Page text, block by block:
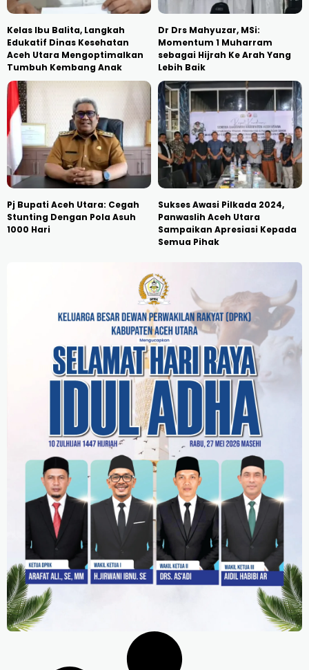
Kelas Ibu Balita, Langkah
Edukatif Dinas Kesehatan
Aceh Utara Mengoptimalkan
Tumbuh Kembang Anak
Dr Drs Mahyuzar, MSi:
Momentum 1 Muharram
sebagai Hijrah Ke Arah Yang
Lebih Baik
Pj Bupati Aceh Utara: Cegah
Stunting Dengan Pola Asuh
1000 Hari
Sukses Awasi Pilkada 2024,
Panwaslih Aceh Utara
Sampaikan Apresiasi Kepada
Semua Pihak